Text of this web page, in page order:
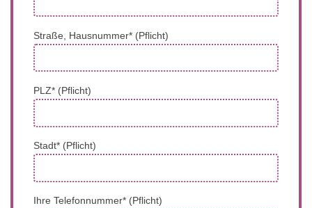
Straße, Hausnummer* (Pflicht)
PLZ* (Pflicht)
Stadt* (Pflicht)
Ihre Telefonnummer* (Pflicht)